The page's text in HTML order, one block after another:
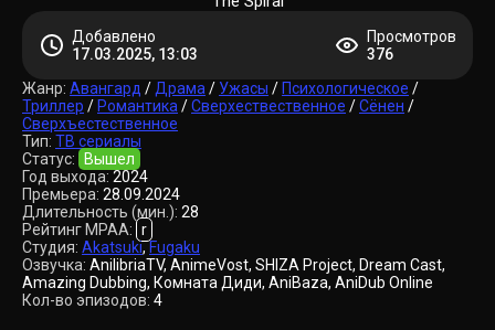
Добавлено
17.03.2025, 13:03
Просмотров
376
Жанр: Авангард /Драма/ Ужасы / Психологическое /
Триллер / Романтика/Сверхествественное /Сёнен /
Сверхъестественное
Тип: ТВ сериалы
Статус:
Вышел
Год выхода: 2024
Премьера: 28.09.2024
Длительность (мин.): 28
Рейтинг MPAA: r
Студия: Akatsuki,Fugaku
Озвучка: AnilibriaTV, AnimeVost, SHIZA Project, Dream Cast,
Amazing Dubbing, Комната Диди, AniBaza, AniDub Online
Кол-во эпизодов: 4